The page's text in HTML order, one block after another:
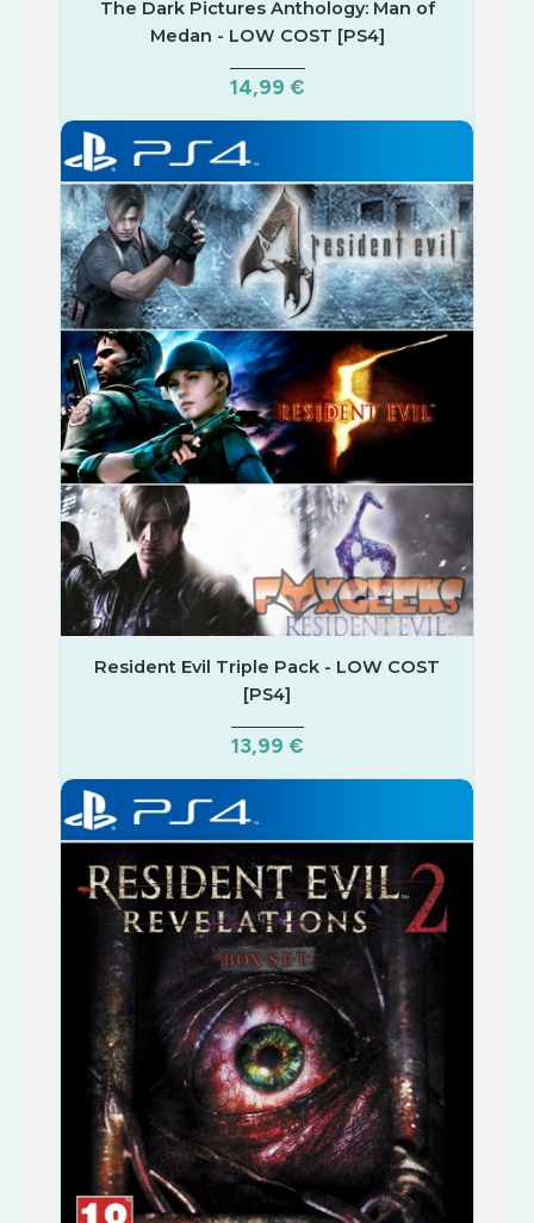
The Dark Pictures Anthology: Man of
Medan - LOW COST [PS4]
14,99 €
COMPRAR
Resident Evil Triple Pack - LOW COST
[PS4]
13,99 €
COMPRAR